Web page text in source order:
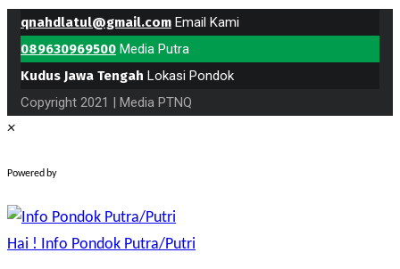
qnahdlatul@gmail.com Email Kami
089630969500 Media Putra
Kudus Jawa Tengah Lokasi Pondok
Copyright 2021 | Media PTNQ
×
Powered by
Hai ! Info Pondok Putra/Putri